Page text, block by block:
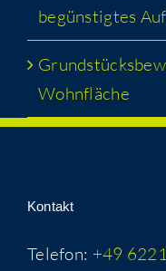
begüns­tig­tes
Wohnfläche
Kon­takt
Telefon: +49